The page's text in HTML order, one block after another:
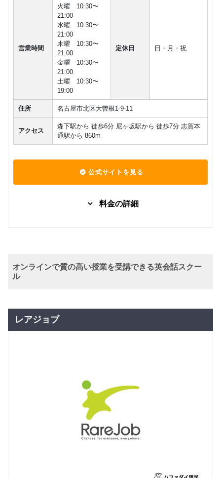
営業時間
火曜 10:30〜
21:00
水曜 10:30〜
21:00
木曜 10:30〜
21:00
金曜 10:30〜
21:00
土曜 10:30〜
19:00
定休日 日・月・祝
住所 名古屋市北区大曽根1-9-11
アクセス
森下駅から 徒歩6分 尼ヶ坂駅から 徒歩7分 志賀本
通駅から 860m
公式サイトを見る
料金の詳細
マンツーマン 子供向け
幼稚園児
英会話コ
11,000
13,200円(税込) / 月
回数：4 / 1セッション60分
マンツーマン 日常英会話
26,400円(税込) / 月
回数：4 / 1セッション60分
オンラインで質の高い授業を受講できる英会話スクー
ル
レアジョブ